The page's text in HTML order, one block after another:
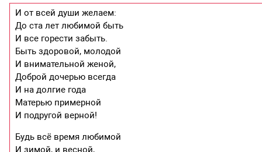
И от всей души желаем:
До ста лет любимой быть
И все горести забыть.
Быть здоровой, молодой
И внимательной женой,
Доброй дочерью всегда
И на долгие года
Матерью примерной
И подругой верной!
Будь всё время любимой
И зимой, и весной,